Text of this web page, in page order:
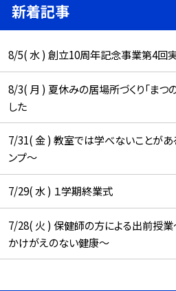
新着記事
8/5( 水 ) 創立10周年記念事業第4回
8/3( 月 ) 夏休みの居場所づくり「まつ
した
7/31( 金 ) 教室では学べないことがあ
ンプ～
7/29( 水 ) １学期終業式
7/28( 火 ) 保健師の方による出前授
かけがえのない健康～